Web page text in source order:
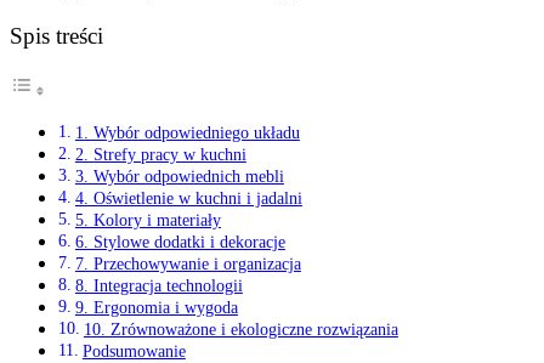
Spis treści
1. Wybór odpowiedniego układu
2. Strefy pracy w kuchni
3. Wybór odpowiednich mebli
4. Oświetlenie w kuchni i jadalni
5. Kolory i materiały
6. Stylowe dodatki i dekoracje
7. Przechowywanie i organizacja
8. Integracja technologii
9. Ergonomia i wygoda
10. Zrównoważone i ekologiczne rozwiązania
Podsumowanie